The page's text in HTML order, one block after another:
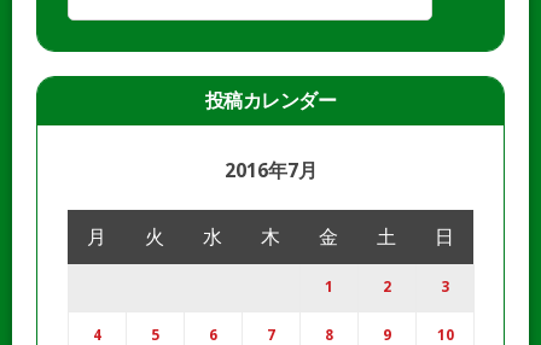
投稿カレンダー
2016年7月
月 火 水 木 金 土 日
1 2 3
4 5 6 7 8 9 10